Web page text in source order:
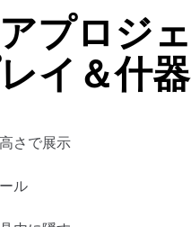
プロジェ
イ＆什器
さで展示
ル